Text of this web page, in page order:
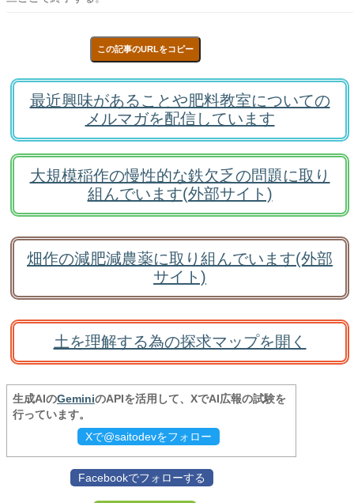
この記事のURLをコピー
最近興味があることや肥料教室についての
メルマガを配信しています
大規模稲作の慢性的な鉄欠乏の問題に取り
組んでいます(外部サイト)
畑作の減肥減農薬に取り組んでいます(外部
サイト)
土を理解する為の探求マップを開く
生成AIのGeminiのAPIを活用して、XでAI広報の試験を
行っています。
Xで@saitodevをフォロー
Facebookでフォローする